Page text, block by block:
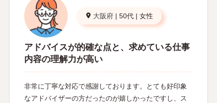
大阪府 | 50代 | 女性
アドバイスが的確な点と、求めている仕事
内容の理解力が高い
非常に丁寧な対応で感謝しております。とても好印象
なアドバイザーの方だったのが嬉しかったですし、ス